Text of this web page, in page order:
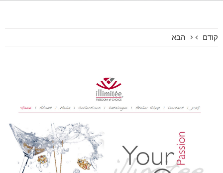
קודם הבא